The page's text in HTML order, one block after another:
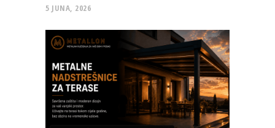
5 JUNA, 2026